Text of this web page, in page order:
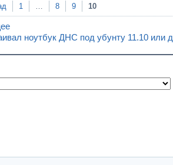
1 … 8 9 10
ноутбук ДНС под убунту 11.10 или